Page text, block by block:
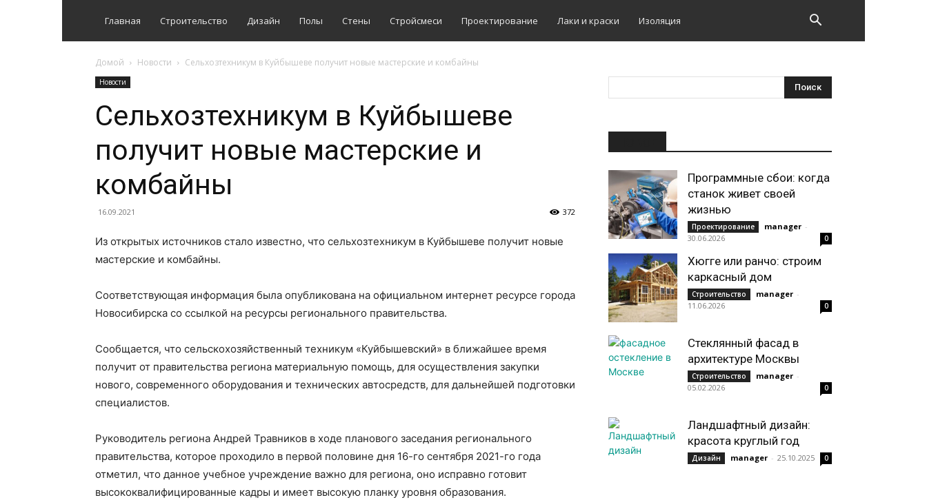
Главная Строительство Дизайн Полы Стены Стройсмеси Проектирование Лаки и краски Изоляция
Домой Новости Сельхозтехникум в Куйбышеве получит новые мастерские и комбайны
Новости
Сельхозтехникум в Куйбышеве
получит новые мастерские и
комбайны
16.09.2021 372
Из открытых источников стало известно, что сельхозтехникум в Куйбышеве получит новые
мастерские и комбайны.
Соответствующая информация была опубликована на официальном интернет ресурсе города
Новосибирска со ссылкой на ресурсы регионального правительства.
Сообщается, что сельскохозяйственный техникум «Куйбышевский» в ближайшее время
получит от правительства региона материальную помощь, для осуществления закупки
нового, современного оборудования и технических автосредств, для дальнейшей подготовки
специалистов.
Руководитель региона Андрей Травников в ходе планового заседания регионального
правительства, которое проходило в первой половине дня 16-го сентября 2021-го года
отметил, что данное учебное учреждение важно для региона, оно исправно готовит
высококвалифицированные кадры и имеет высокую планку уровня образования.
Программные сбои: когда
станок живет своей
жизнью
Проектирование manager -
30.06.2026
0
Хюгге или ранчо: строим
каркасный дом
Строительство manager -
11.06.2026
0
Стеклянный фасад в
архитектуре Москвы
Строительство manager -
05.02.2026
0
Ландшафтный дизайн:
красота круглый год
Дизайн manager - 25.10.2025 0